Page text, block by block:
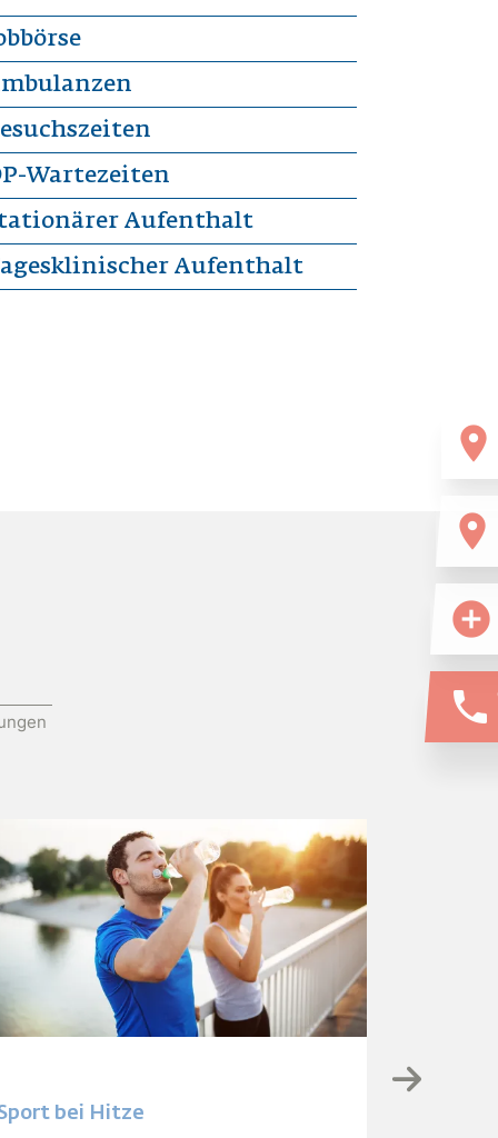
Wartezeiten
Aufenthalt
Aufenthalt
bei Hitze
location_on
location_on
add_circle
phone